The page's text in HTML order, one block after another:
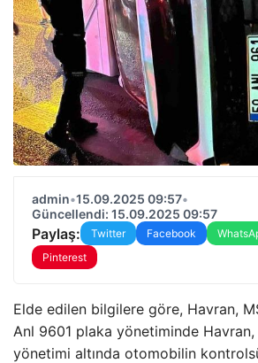
admin•15.09.2025 09:57•
Güncellendi: 15.09.2025 09:57
Paylaş: Twitter Facebook
Pinterest
Elde edilen bilgilere göre, Havran,
Anl 9601 plaka yönetiminde
yönetimi altında otomobilin